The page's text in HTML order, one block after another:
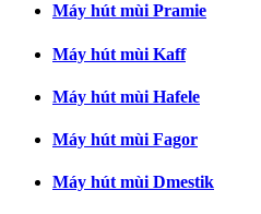
Máy hút mùi Pramie
Máy hút mùi Kaff
Máy hút mùi Hafele
Máy hút mùi Fagor
Máy hút mùi Dmestik